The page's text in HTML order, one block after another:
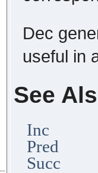
Dec
useful in
See
Inc
Pred
Succ